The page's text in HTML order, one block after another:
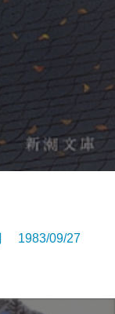
1983/09/27